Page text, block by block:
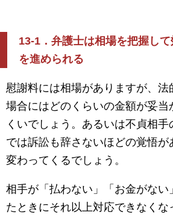
13-1 ．弁護士は相場を把握し
を進められる
慰謝料には相場がありますが、法
場合にはどのくらいの金額が妥当
くいでしょう。あるいは不貞相
では訴訟も辞さないほどの覚悟が
変わってくるでしょう。
相手が「払わない」「お金がない
たときにそれ以上対応できなくな